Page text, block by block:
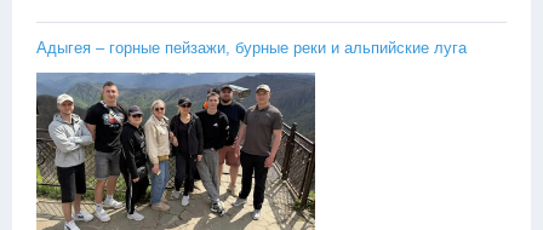
Адыгея – горные пейзажи, бурные реки и альпийские луга